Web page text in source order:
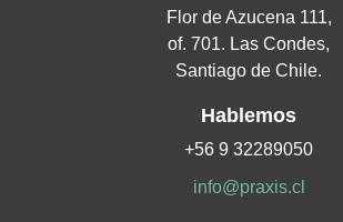
Flor de Azucena 111,
of. 701. Las Condes,
Santiago de Chile.
Hablemos
+56 9 32289050
info@praxis.cl